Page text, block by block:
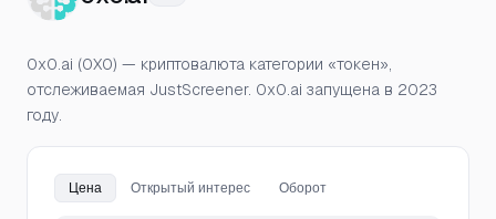
0x0.ai (0X0) — криптовалюта категории «токен»,
отслеживаемая JustScreener. 0x0.ai запущена в 2023
году.
Цена Открытый интерес Оборот